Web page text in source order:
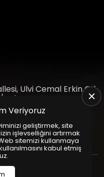
Ulvi Cemal Erkin Cd.
Hazırlanmıştır. © 2025
Veriyoruz
geliştirmek, site
işlevselliğini artırmak
sitemizi kullanmaya
kabul etmiş